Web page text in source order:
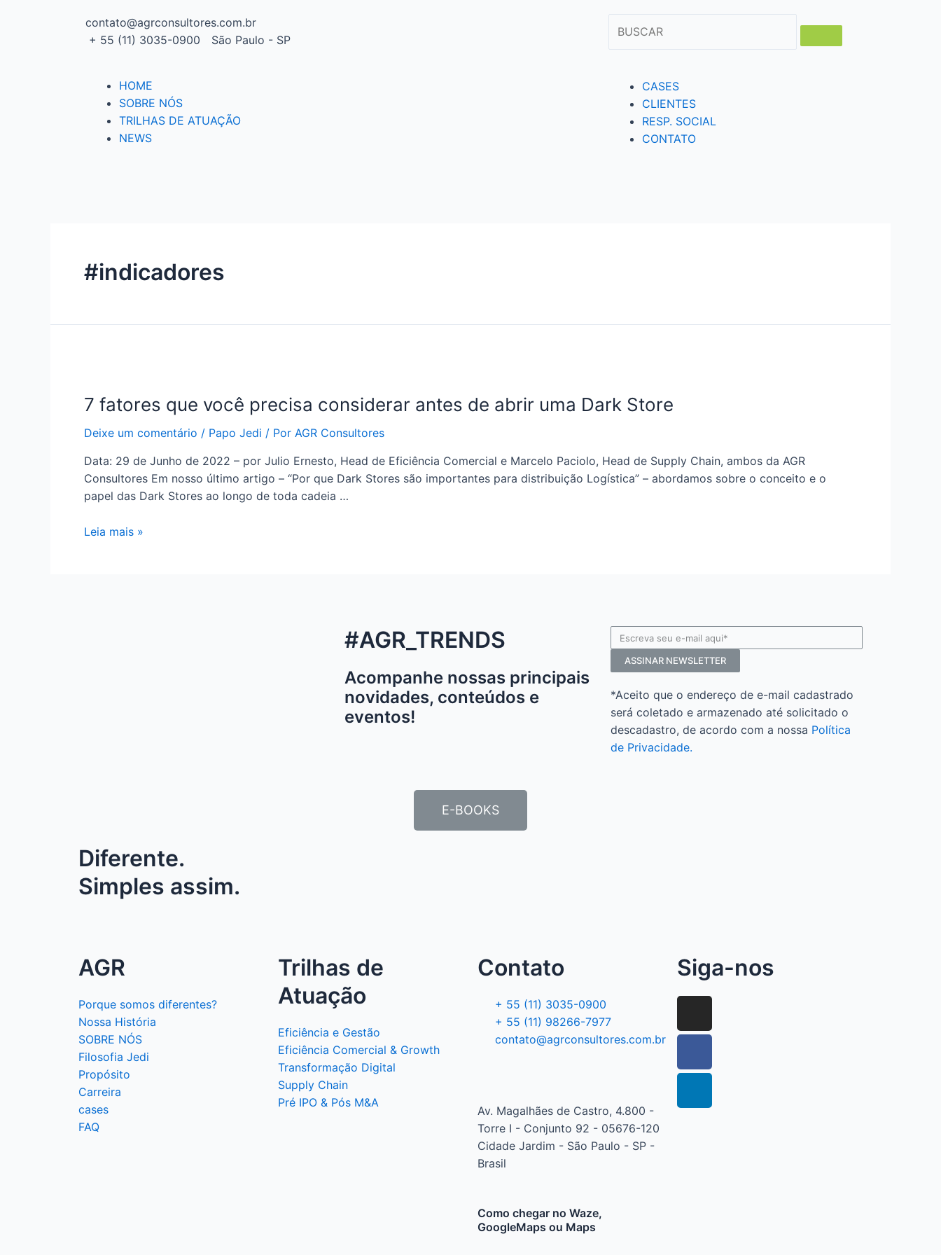
contato@agrconsultores.com.br
+ 55 (11) 3035-0900
São Paulo - SP
HOME
SOBRE NÓS
TRILHAS DE ATUAÇÃO
NEWS
CASES
CLIENTES
RESP. SOCIAL
CONTATO
#indicadores
7 fatores que você precisa considerar antes de abrir uma Dark Store
Deixe um comentário / Papo Jedi / Por AGR Consultores
Data: 29 de Junho de 2022 – por Julio Ernesto, Head de Eficiência Comercial e Marcelo Paciolo, Head de Supply Chain, ambos da AGR
Consultores Em nosso último artigo – “Por que Dark Stores são importantes para distribuição Logística” – abordamos sobre o conceito e o
papel das Dark Stores ao longo de toda cadeia …
Leia mais »
#AGR_TRENDS
Acompanhe nossas principais
novidades, conteúdos e
eventos!
ASSINAR NEWSLETTER
*Aceito que o endereço de e-mail cadastrado
será coletado e armazenado até solicitado o
descadastro, de acordo com a nossa Política
de Privacidade.
E-BOOKS
Diferente.
Simples assim.
AGR
Porque somos diferentes?
Nossa História
SOBRE NÓS
Filosofia Jedi
Propósito
Carreira
cases
FAQ
Trilhas de
Atuação
Eficiência e Gestão
Eficiência Comercial & Growth
Transformação Digital
Supply Chain
Pré IPO & Pós M&A
Contato
+ 55 (11) 3035-0900
+ 55 (11) 98266-7977
contato@agrconsultores.com.br
Av. Magalhães de Castro, 4.800 -
Torre I - Conjunto 92 - 05676-120
Cidade Jardim - São Paulo - SP -
Brasil
Como chegar no Waze,
GoogleMaps ou Maps
Siga-nos